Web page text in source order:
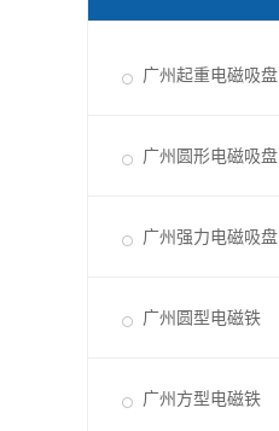
广州起重电磁吸盘
广州圆形电磁吸盘
广州强力电磁吸盘
广州圆型电磁铁
广州方型电磁铁